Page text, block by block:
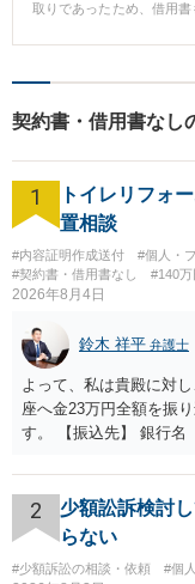
取りであったため、借用
作成した。 しかし、公正
が乏しく、貸付の事実が
ない事例では、まずは相
るというメリットがありま
契約書・借用書なし
1
トイレリフォ
置相談
#内容証明作成送付 #個人・
#契約書・借用書なし
#140
2026年8月4日
鈴木 祥平 弁護士
よって、私は貴殿に対
座へ金23万円全額を振
す。 【振込先】 銀
されない場合には、貴
し、やむを得ず、返還
を求める民事訴訟、支
す。 その際には、訴訟
いても併せて請求する
2
少額訟訴検討
らない
#少額訴訟の相談・依頼 #個